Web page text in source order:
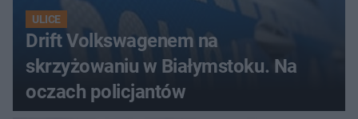
ULICE
Drift Volkswagenem na
skrzyżowaniu w Białymstoku. Na
oczach policjantów